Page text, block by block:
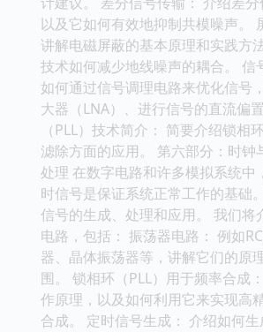
以及它如何有效地抑制共模噪声。
讲解电磁屏蔽的基本原理和实践方
技术如何减少地线噪声的耦合。 信
如何通过信号调理电路来优化信号
大器（LNA）、进行信号的直流偏
（PLL）技术简介： 简要介绍锁相
滤除方面的应用。 第六部分：时钟
处理 在数字电路和许多模拟系统中
时信号是保证系统正常工作的基础
信号的生成、处理和应用。 我们将
电路，包括： 振荡器电路： 例如
器、晶体振荡器等，讲解它们的原
围。 锁相环（PLL）用于频率合成
作原理，以及如何利用它来实现高
合成。 定时信号生成： 介绍如何